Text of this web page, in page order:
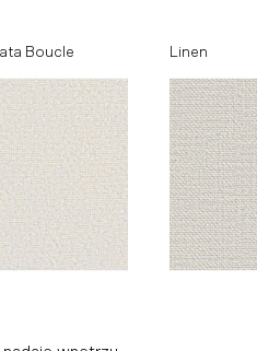
Boucle Linen